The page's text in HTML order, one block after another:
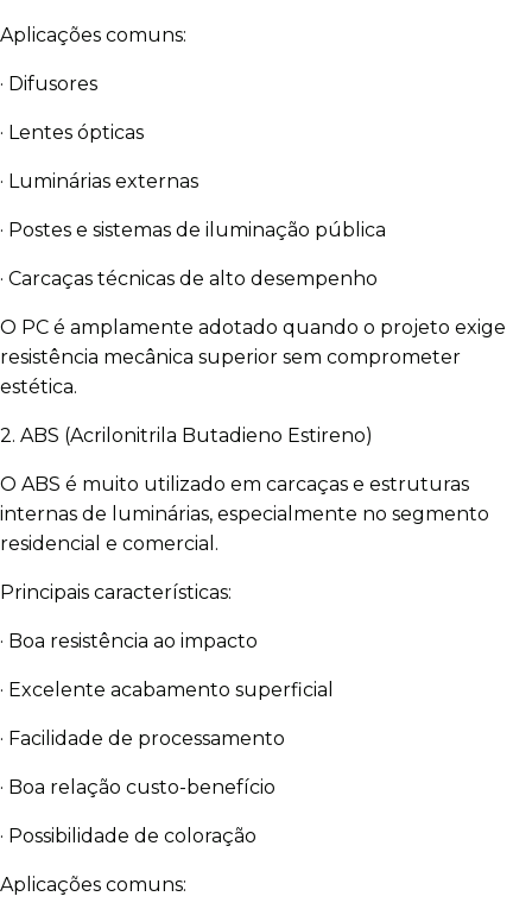
Aplicações comuns:
· Difusores
· Lentes ópticas
· Luminárias externas
· Postes e sistemas de iluminação pública
· Carcaças técnicas de alto desempenho
O PC é amplamente adotado quando o projeto exige
resistência mecânica superior sem comprometer
estética.
2. ABS (Acrilonitrila Butadieno Estireno)
O ABS é muito utilizado em carcaças e estruturas
internas de luminárias, especialmente no segmento
residencial e comercial.
Principais características:
· Boa resistência ao impacto
· Excelente acabamento superficial
· Facilidade de processamento
· Boa relação custo-benefício
· Possibilidade de coloração
Aplicações comuns: